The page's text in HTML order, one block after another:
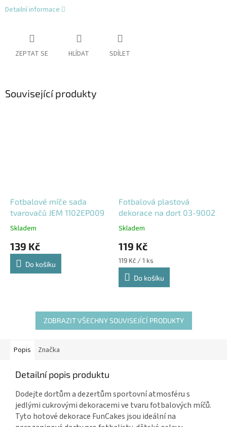
Detailní informace
ZEPTAT SE HLÍDAT SDÍLET
Související produkty
Fotbalové míče sada
tvarovačů JEM 1102EP009
Skladem
139 Kč
Do košíku
Fotbalová plastová
dekorace na dort 03-9002
Skladem
119 Kč
Měrná
cena:
119 Kč / 1 ks
Do košíku
ZOBRAZIT VŠECHNY SOUVISEJÍCÍ PRODUKTY
Popis Značka
Detailní popis produktu
Dodejte dortům a dezertům sportovní atmosféru s
jedlými cukrovými dekoracemi ve tvaru fotbalových míčů.
Tyto hotové dekorace FunCakes jsou ideální na